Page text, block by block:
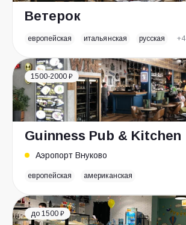
Ветерок
европейская итальянская русская +4
1500-2000 ₽
Guinness Pub & Kitchen
Аэропорт Внуково
европейская американская
до 1500 ₽